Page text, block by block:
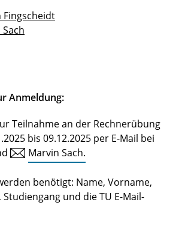
für die elektronischen
Mustererkennung
die Programmierung für Nicht-
und das
Fingscheidt
Anmeldung:
Teilnahme an der Rechnerübung
bis 09.12.2025 per E-Mail bei
Marvin Sach.
benötigt: Name, Vorname,
und die TU E-Mail-